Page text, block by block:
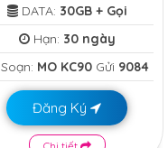
DATA: 30GB + Gọi
Hạn: 30 ngày
Soạn: MO KC90 Gửi 9084
Đăng Ký